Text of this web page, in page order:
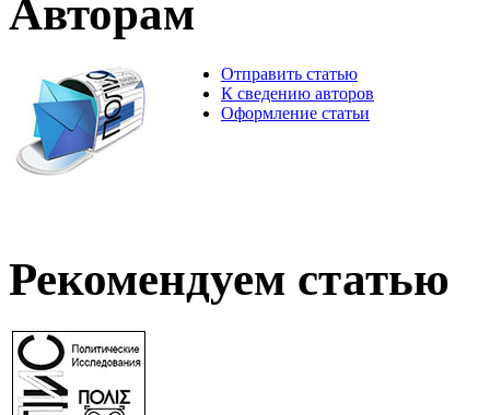
Авторам
Отправить статью
К сведению авторов
Оформление статьи
Рекомендуем статью